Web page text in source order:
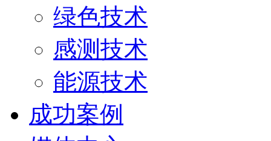
绿色技术
感测技术
能源技术
成功案例